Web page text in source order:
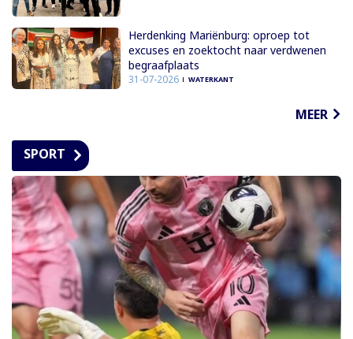
Herdenking Mariënburg: oproep tot
excuses en zoektocht naar verdwenen
begraafplaats
31-07-2026 WATERKANT
MEER
SPORT